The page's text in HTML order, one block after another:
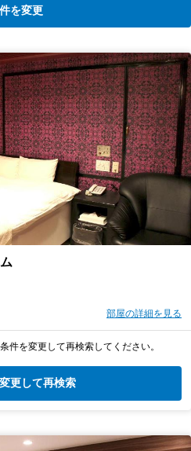
を変更
部屋の詳細を見る
件を変更して再検索してください。
更して再検索